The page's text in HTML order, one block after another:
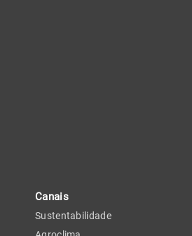
Canais
Sustentabilidade